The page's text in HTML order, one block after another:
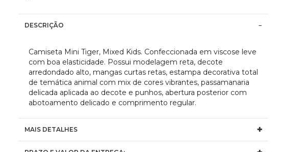
DESCRIÇÃO
Camiseta Mini Tiger, Mixed Kids. Confeccionada em viscose leve
com boa elasticidade. Possui modelagem reta, decote
arredondado alto, mangas curtas retas, estampa decorativa total
de temática animal com mix de cores vibrantes, passamanaria
delicada aplicada ao decote e punhos, abertura posterior com
abotoamento delicado e comprimento regular.
MAIS DETALHES